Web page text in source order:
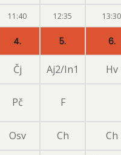
11:40 12:35 13:30
4. 5. 6.
Čj Aj2/In1 Hv
Pč F
Osv Ch Ch